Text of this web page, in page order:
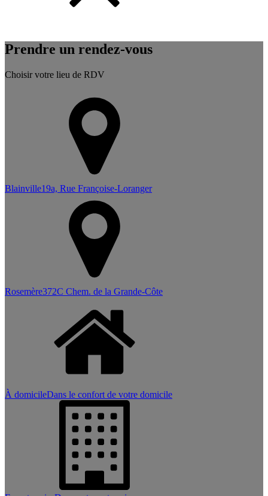
Prendre un rendez-vous
Choisir votre lieu de RDV
Blainville19a, Rue Françoise-Loranger
Rosemère372C Chem. de la Grande-Côte
À domicileDans le confort de votre domicile